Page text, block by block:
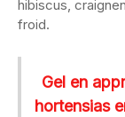
hibiscus,
froid.
Gel en
hortensias